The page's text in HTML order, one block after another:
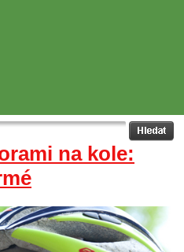
na kole: